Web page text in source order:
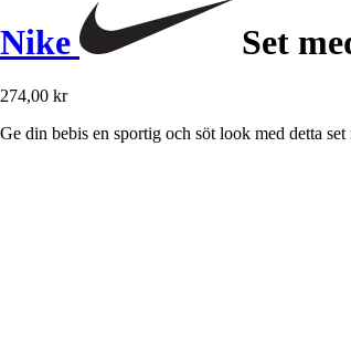
Nike Set
274,00 kr
Ge din bebis en sportig och söt look med detta